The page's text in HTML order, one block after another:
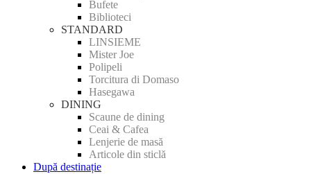
Bufete
Biblioteci
STANDARD
LINSIEME
Mister Joe
Polipeli
Torcitura di Domaso
Hasegawa
DINING
Scaune de dining
Ceai & Cafea
Lenjerie de masă
Articole din sticlă
După destinație